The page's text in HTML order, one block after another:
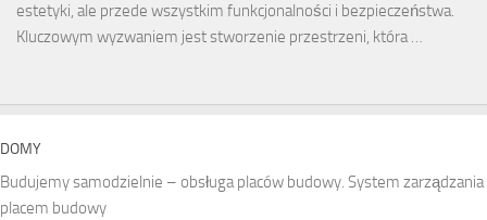
estetyki, ale przede wszystkim funkcjonalności i bezpieczeństwa.
Kluczowym wyzwaniem jest stworzenie przestrzeni, która …
DOMY
Budujemy samodzielnie – obsługa placów budowy. System zarządzania
placem budowy